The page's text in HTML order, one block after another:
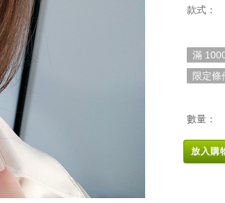
款式：
滿
限定條
數量：
放入購